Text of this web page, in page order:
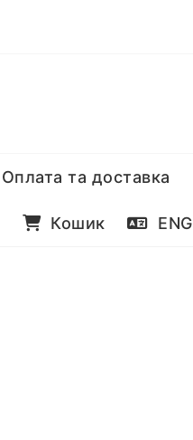
Оплата та доставка
Кошик ENG